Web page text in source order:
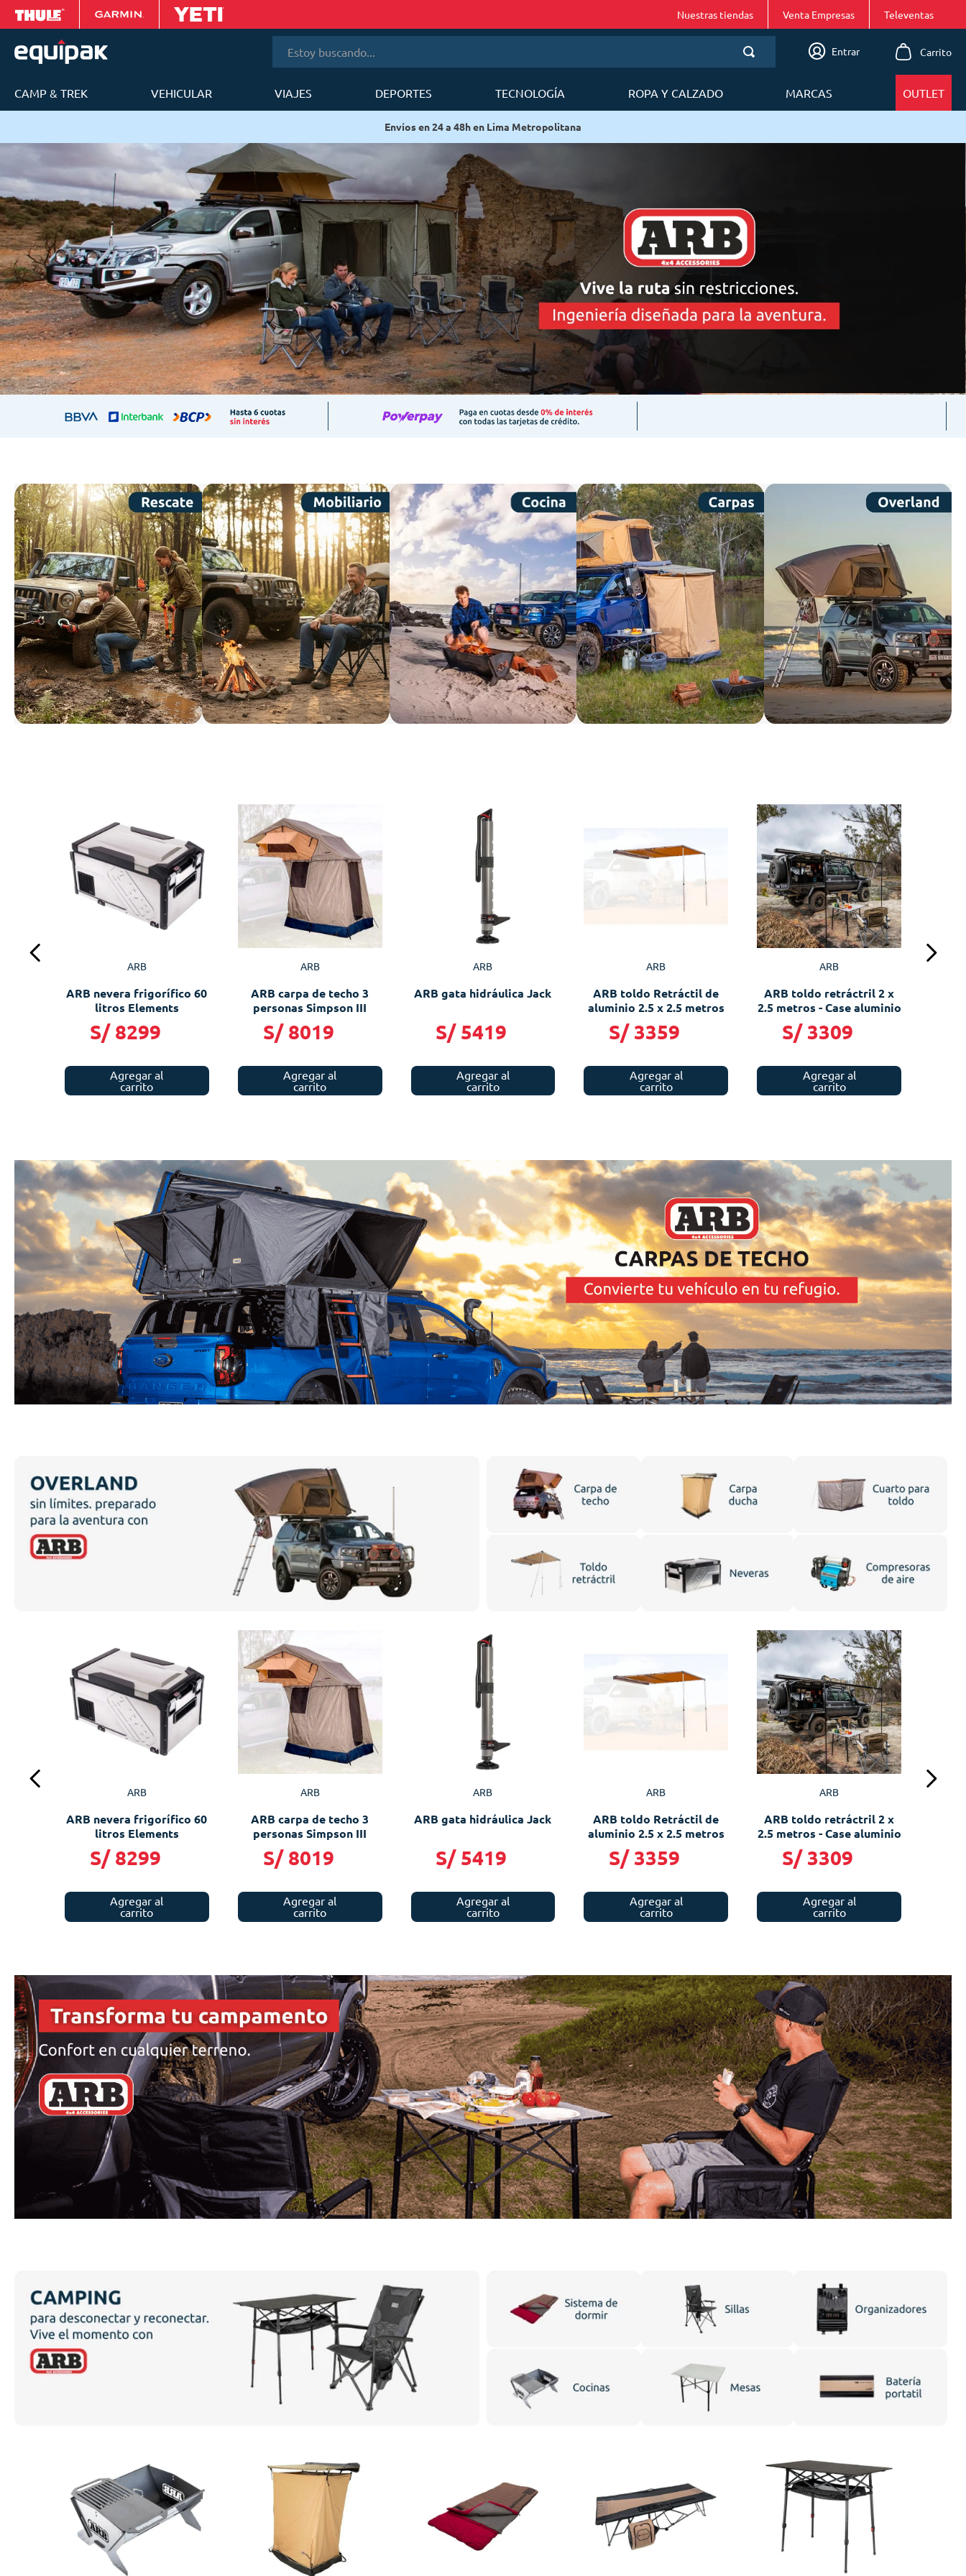
Nuestras tiendas Venta Empresas
Entrar
CAMP & TREK VEHICULAR VIAJES DEPORTES TECNOLOGÍA ROPA Y CALZADO MARCAS OUTLET
Delivery en 24 a 48h en Lima Metropolitana.
ARB
ARB nevera frigorífico 60
litros Elements
S/ 8299
Agregar al
carrito
ARB
ARB carpa de techo 3
personas Simpson III
S/ 8019
Agregar al
carrito
ARB
ARB gata hidráulica Jack
S/ 5419
Agregar al
carrito
ARB
ARB toldo Retráctil de
aluminio 2.5 x 2.5 metros
S/ 3359
Agregar al
carrito
ARB
ARB toldo retráctril 2 x
2.5 metros - Case aluminio
S/ 3309
Agregar al
carrito
ARB
ARB nevera frigorífico 60
litros Elements
S/ 8299
Agregar al
carrito
ARB
ARB carpa de techo 3
personas Simpson III
S/ 8019
Agregar al
carrito
ARB
ARB gata hidráulica Jack
S/ 5419
Agregar al
carrito
ARB
ARB toldo Retráctil de
aluminio 2.5 x 2.5 metros
S/ 3359
Agregar al
carrito
ARB
ARB toldo retráctril 2 x
2.5 metros - Case aluminio
S/ 3309
Agregar al
carrito
Términos más buscados
mobi garden
3.
forerunner
4.
mochila deuter
5.